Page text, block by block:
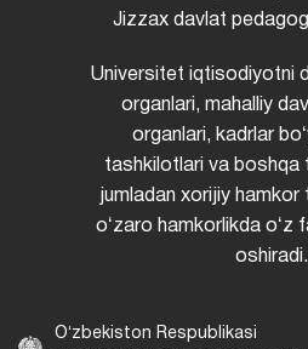
Jizzax davlat
Universitet iqtisodiyotni
organlari, mahalliy
organlari, kadrlar
tashkilotlari va boshqa
jumladan xorijiy hamkor
oʻzaro hamkorlikda oʻz
oshiradi.
Oʻzbekiston Respublikasi